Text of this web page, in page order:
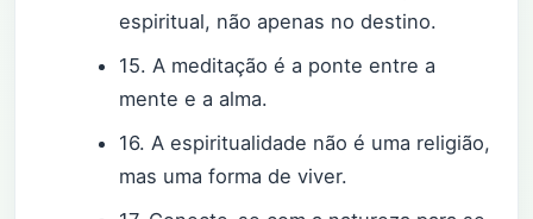
espiritual, não apenas no destino.
15. A meditação é a ponte entre a
mente e a alma.
16. A espiritualidade não é uma religião,
mas uma forma de viver.